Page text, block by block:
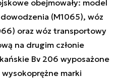
obejmowały: model
(M1065), wóz
oraz wóz transportowy
na drugim członie
Bv 206 wyposażone
marki